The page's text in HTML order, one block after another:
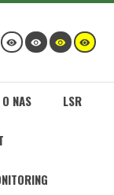
O NAS LSR